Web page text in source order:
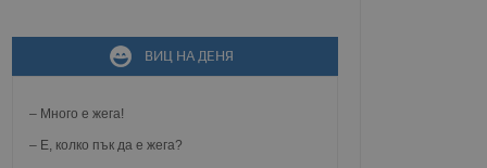
ВИЦ НА ДЕНЯ
– Много е жега!
– Е, колко пък да е жега?
зададена от уеб
MVC
известно като
Той не съдържа
при затваряне